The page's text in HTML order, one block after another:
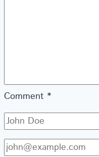
Comment *